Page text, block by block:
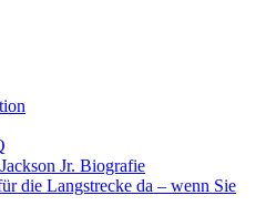
Jr. Biografie
die Langstrecke da – wenn Sie